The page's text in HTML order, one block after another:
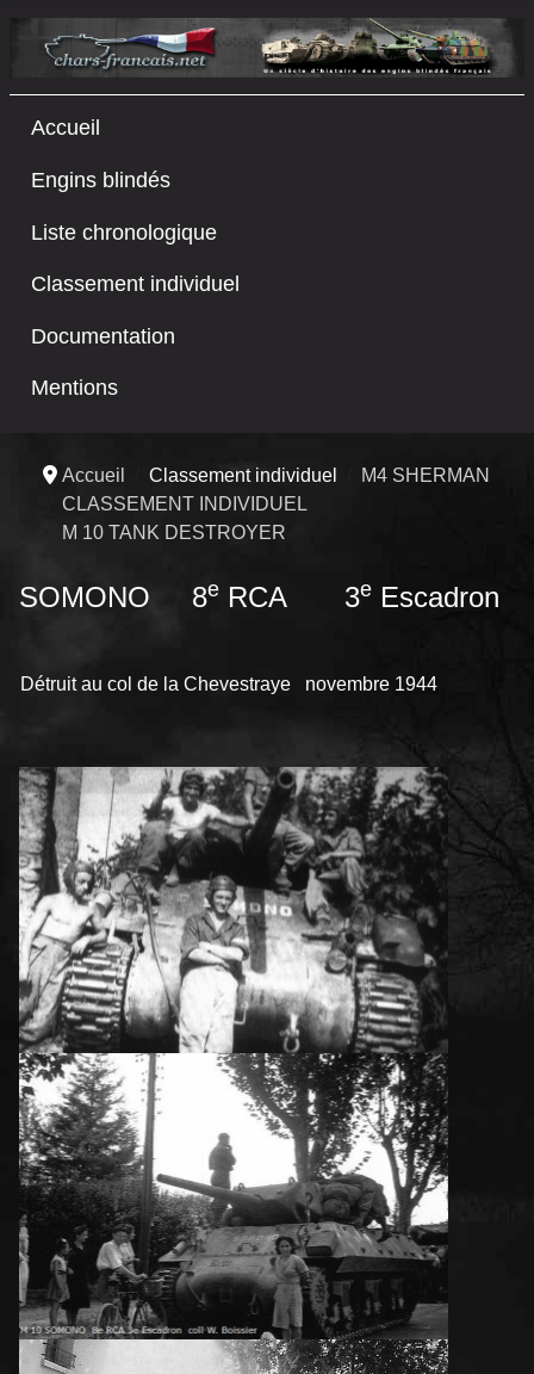
Accueil
Engins blindés
Liste chronologique
Classement individuel
Documentation
Mentions
Accueil Classement individuel
M4 SHERMAN
CLASSEMENT INDIVIDUEL
M 10 TANK DESTROYER
SOMONO 8e RCA 3e Escadron
Détruit au col de la Chevestraye novembre 1944